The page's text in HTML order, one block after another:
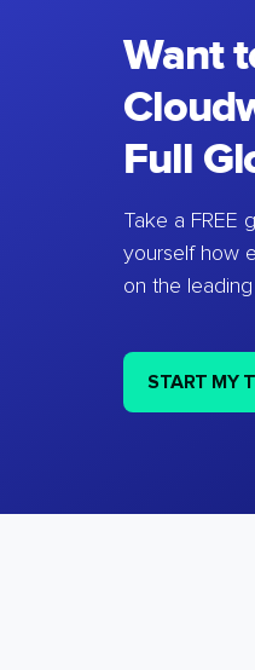
Want
Full
Take a FREE
yourself how
on the
START MY